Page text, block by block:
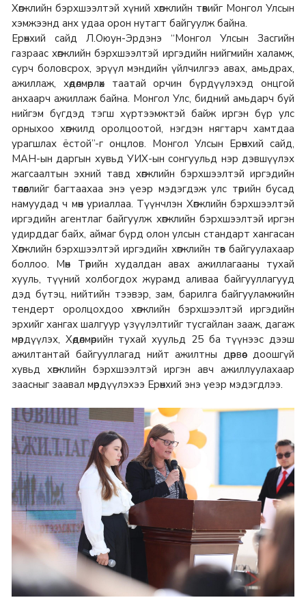
Хөгжлийн бэрхшээлтэй хүний хөгжлийн төвийг Монгол Улсын
хэмжээнд анх удаа орон нутагт байгуулж байна.
Ерөнхий сайд Л.Оюун-Эрдэнэ “Монгол Улсын Засгийн
газраас хөгжлийн бэрхшээлтэй иргэдийн нийгмийн халамж,
сурч боловсрох, эрүүл мэндийн үйлчилгээ авах, амьдрах,
ажиллаж, хөдөлмөрлөх таатай орчин бүрдүүлэхэд онцгой
анхаарч ажиллаж байна. Монгол Улс, бидний амьдарч буй
нийгэм бүгдэд тэгш хүртээмжтэй байж иргэн бүр улс
орныхоо хөгжилд оролцоотой, нэгдэн нягтарч хамтдаа
урагшлах ёстой”-г онцлов. Монгол Улсын Ерөнхий сайд,
МАН-ын даргын хувьд УИХ-ын сонгуульд нэр дэвшүүлэх
жагсаалтын эхний тавд хөгжлийн бэрхшээлтэй иргэдийн
төлөөллийг багтаахаа энэ үеэр мэдэгдэж улс төрийн бусад
намуудад ч мөн уриаллаа. Түүнчлэн Хөгжлийн бэрхшээлтэй
иргэдийн агентлаг байгуулж хөгжлийн бэрхшээлтэй иргэн
удирддаг байх, аймаг бүрд олон улсын стандарт хангасан
Хөгжлийн бэрхшээлтэй иргэдийн хөгжлийн төв байгуулахаар
боллоо. Мөн Төрийн худалдан авах ажиллагааны тухай
хууль, түүний холбогдох журамд аливаа байгууллагууд
дэд бүтэц, нийтийн тээвэр, зам, барилга байгууламжийн
тендерт оролцохдоо хөгжлийн бэрхшээлтэй иргэдийн
эрхийг хангах шалгуур үзүүлэлтийг тусгайлан зааж, дагаж
мөрдүүлэх, Хөдөлмөрийн тухай хуульд 25 ба түүнээс дээш
ажилтантай байгууллагад нийт ажилтны дөрвөөс доошгүй
хувьд хөгжлийн бэрхшээлтэй иргэн авч ажиллуулахаар
заасныг заавал мөрдүүлэхээ Ерөнхий энэ үеэр мэдэгдлээ.